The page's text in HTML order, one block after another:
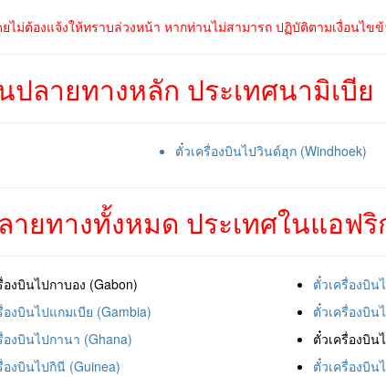
ม่ต้องแจ้งให้ทราบล่วงหน้า หากท่านไม่สามารถ ปฏิบัติตามเงื่อนไข
ลายทางหลัก ประเทศนามิเบีย
ตั๋วเครื่องบินไปวินด์ฮุก (Windhoek)
ยทางทั้งหมด ประเทศในแอฟริ
องบินไปกาบอง (Gabon)
ตั๋วเครื่องบิน
องบินไปแกมเบีย (Gambia)
ตั๋วเครื่องบิน
องบินไปกานา (Ghana)
ตั๋วเครื่องบิน
องบินไปกินี (Guinea)
ตั๋วเครื่องบิน